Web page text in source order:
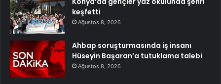
keşfetti
Ağustos 8, 2026
Ahbap soruşturmasında iş insanı
Hüseyin Başaran’a tutuklama talebi
Ağustos 8, 2026